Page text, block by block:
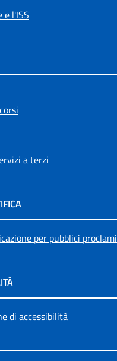
e l'ISS
a terzi
per pubblici proclami
di accessibilità